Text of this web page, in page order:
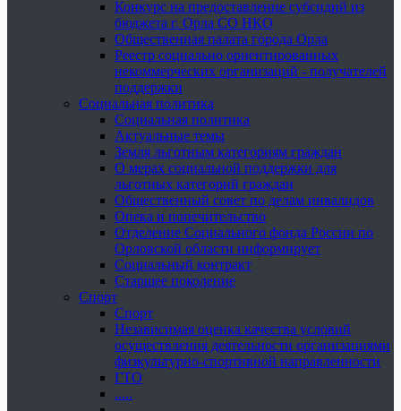
Конкурс на предоставление субсидий из
бюджета г. Орла СО НКО
Общественная палата города Орла
Реестр социально ориентированных
некоммерческих организаций - получателей
поддержки
Социальная политика
Социальная политика
Актуальные темы
Земля льготным категориям граждан
О мерах социальной поддержки для
льготных категорий граждан
Общественный совет по делам инвалидов
Опека и попечительство
Отделение Социального фонда России по
Орловской области информирует
Социальный контракт
Старшее поколение
Спорт
Спорт
Независимая оценка качества условий
осуществления деятельности организациями
физкультурно-спортивной направленности
ГТО
.....